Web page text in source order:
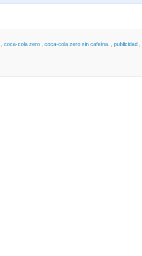
coca-cola zero coca-cola zero sin cafeína. publicidad